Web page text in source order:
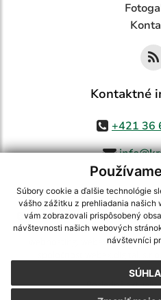
Súbory cookie a ďalšie technológie
vášho zážitku z prehliadania našich
vám zobrazovali prispôsobený
návštevnosti našich webových
návštevníci
Kontaktné
+421 36
využite možnosť získavania
CMS systém (redakčný) systém
webex.digital, s.r.o.,
Posledná